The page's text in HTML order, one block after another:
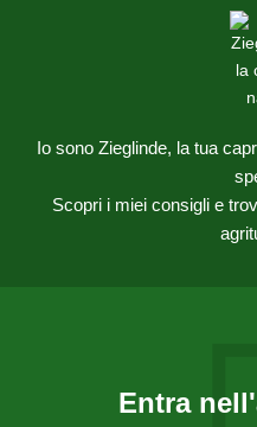
Io sono Zieglinde, la tua
Scopri i miei consigli e
Entra